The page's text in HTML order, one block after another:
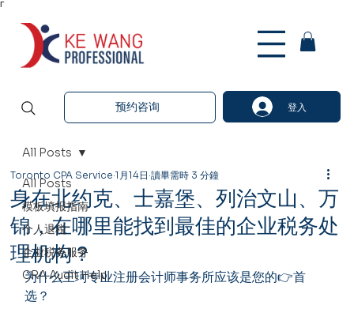
Γ
预约咨询 登入
All Posts
模板填报指南
个人退税
企业税务服务
CRA Audit Help
All Posts
身在北约克、士嘉堡、列治文山、万
锦，在哪里能找到最佳的企业税务处
理机构？
Toronto CPA Service 1月14日 讀畢需時 3 分鐘
为什么王珂专业注册会计师事务所应该是您的👉首
选？